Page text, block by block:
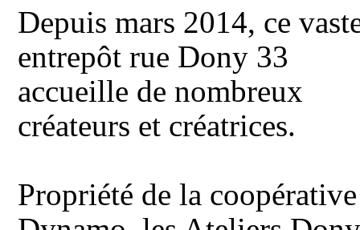
Depuis mars 2014, ce
entrepôt rue Dony 33
accueille de nombreux
créateurs et créatrices.
Propriété de la coopérative